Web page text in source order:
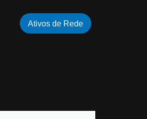
Ativos de Rede